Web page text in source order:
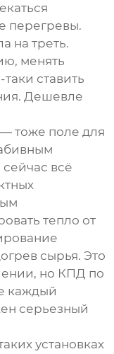
перегревы.
на треть.
менять
ставить
Дешевле
тоже поле для
всё
тепло от
сырья. Это
но КПД по
каждый
серьезный
установках